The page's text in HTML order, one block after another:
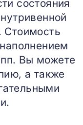
состояния
Стоимость
Вы можете
а также